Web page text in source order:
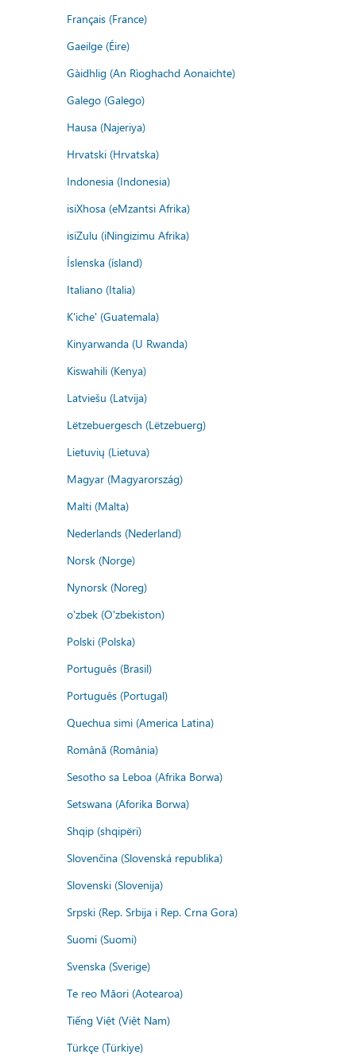
Français (France)
Gaeilge (Éire)
Gàidhlig (An Rìoghachd Aonaichte)
Galego (Galego)
Hausa (Najeriya)
Hrvatski (Hrvatska)
Indonesia (Indonesia)
isiXhosa (eMzantsi Afrika)
isiZulu (iNingizimu Afrika)
Íslenska (ísland)
Italiano (Italia)
K'iche' (Guatemala)
Kinyarwanda (U Rwanda)
Kiswahili (Kenya)
Latviešu (Latvija)
Lëtzebuergesch (Lëtzebuerg)
Lietuvių (Lietuva)
Magyar (Magyarország)
Malti (Malta)
Nederlands (Nederland)
Norsk (Norge)
Nynorsk (Noreg)
o'zbek (O'zbekiston)
Polski (Polska)
Português (Brasil)
Português (Portugal)
Quechua simi (America Latina)
Română (România)
Sesotho sa Leboa (Afrika Borwa)
Setswana (Aforika Borwa)
Shqip (shqipëri)
Slovenčina (Slovenská republika)
Slovenski (Slovenija)
Srpski (Rep. Srbija i Rep. Crna Gora)
Suomi (Suomi)
Svenska (Sverige)
Te reo Māori (Aotearoa)
Tiếng Việt (Việt Nam)
Türkçe (Türkiye)